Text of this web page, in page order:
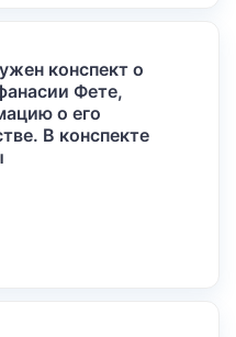
конспект о
Фете,
о его
В конспекте